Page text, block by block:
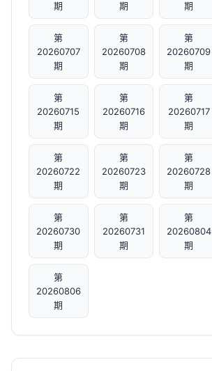
期
期
期
第
20260707
期
第
20260708
期
第
20260709
期
第
20260715
期
第
20260716
期
第
20260717
期
第
20260722
期
第
20260723
期
第
20260728
期
第
20260730
期
第
20260731
期
第
20260804
期
第
20260806
期